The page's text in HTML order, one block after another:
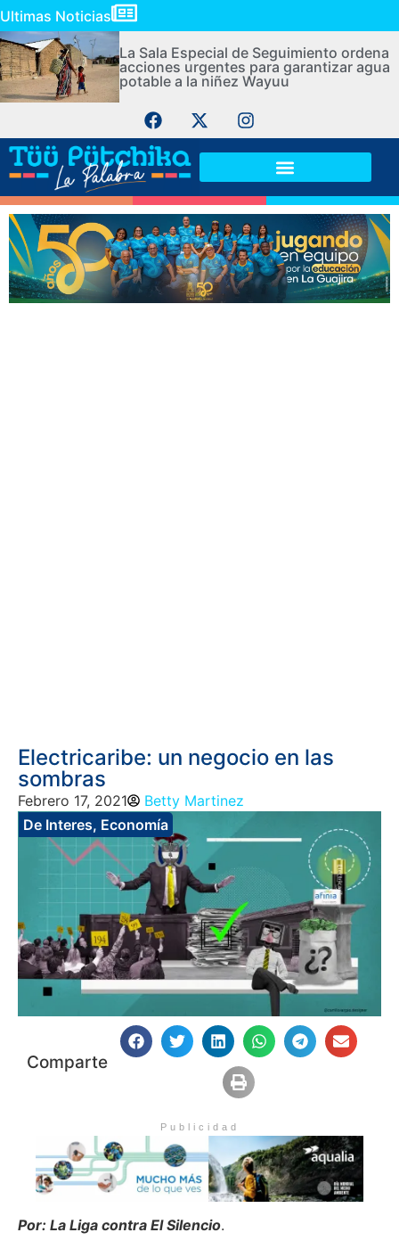
Ultimas Noticias
La Sala Especial de Seguimiento ordena
acciones urgentes para garantizar agua
potable a la niñez Wayuu
Electricaribe: un negocio en las
sombras
Febrero 17, 2021
Betty Martinez
De Interes, Economía
Comparte
Publicidad
Por: La Liga contra El Silencio.